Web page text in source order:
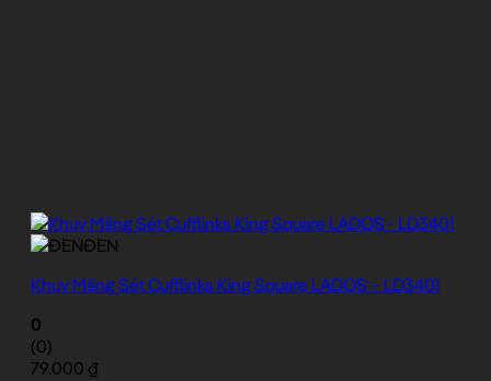
ĐEN
Khuy Măng Sét Cufflinks King Square LADOS – LD3401
0
(0)
79.000 ₫